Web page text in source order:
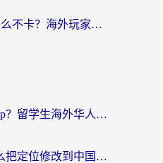
加拿大玩第九大陆怎么不卡？海外玩家国服游戏加速全攻略（附足球世界萤火突击实测）
在国外怎么看优酷app？留学生海外华人必看的无限制追剧指南
在缅甸用企鹅FM怎么把定位修改到中国国内？海外党解决地域限制的实用指南